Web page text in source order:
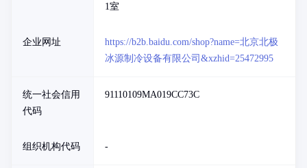
1室
企业网址
https://b2b.baidu.com/shop?name=北京北极
冰源制冷设备有限公司&xzhid=25472995
统一社会信用
代码
91110109MA019CC73C
组织机构代码 -